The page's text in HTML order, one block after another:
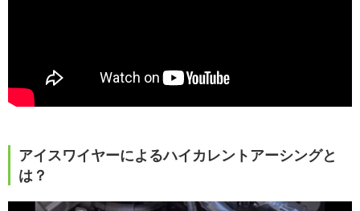
アイスワイヤーによるハイカレントアーシングと
は？